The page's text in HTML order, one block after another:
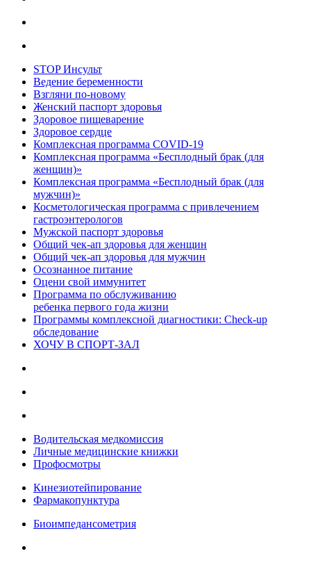
STOP Инсульт
Ведение беременности
Взгляни по-новому
Женский паспорт здоровья
Здоровое пищеварение
Здоровое сердце
Комплексная программа COVID-19
Комплексная программа «Бесплодный брак (для
женщин)»
Комплексная программа «Бесплодный брак (для
мужчин)»
Косметологическая программа с привлечением
гастроэнтерологов
Мужской паспорт здоровья
Общий чек-ап здоровья для женщин
Общий чек-ап здоровья для мужчин
Осознанное питание
Оцени свой иммунитет
Программа по обслуживанию
ребенка первого года жизни
Программы комплексной диагностики: Check-up
обследование
ХОЧУ В CПОРТ-ЗАЛ
Водительская медкомиссия
Личные медицинские книжки
Профосмотры
Кинезиотейпирование
Фармакопунктура
Биоимпедансометрия